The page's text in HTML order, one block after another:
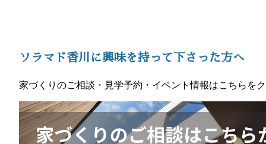
ソラマド香川に興味を持って下さった方へ
家づくりのご相談・見学予約・イベント情報はこちらを